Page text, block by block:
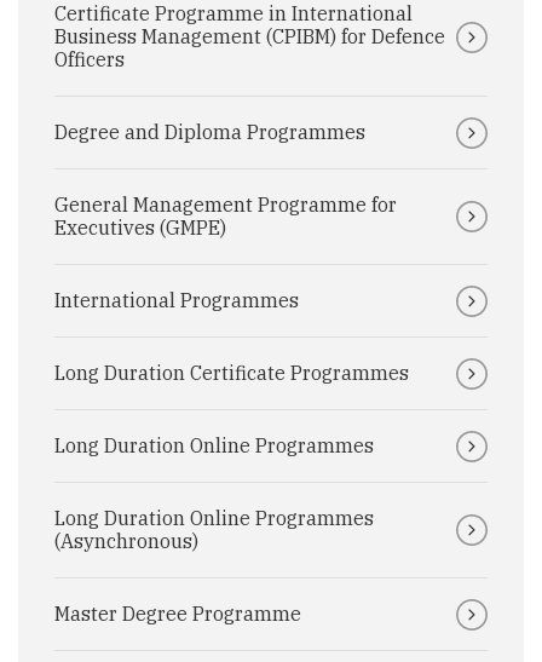
Certificate Programme in International
Business Management (CPIBM) for Defence
Officers
Degree and Diploma Programmes
General Management Programme for
Executives (GMPE)
International Programmes
Long Duration Certificate Programmes
Long Duration Online Programmes
Long Duration Online Programmes
(Asynchronous)
Master Degree Programme